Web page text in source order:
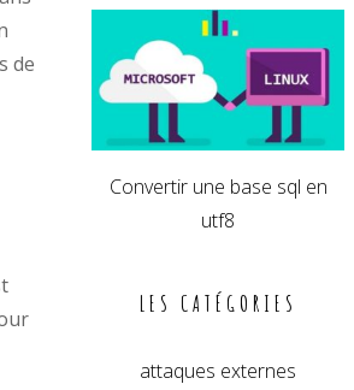
de
Convertir une base sql en
utf8
LES CATÉGORIES
attaques externes